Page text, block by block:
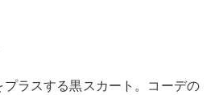
ラスする黒スカート。コーデの